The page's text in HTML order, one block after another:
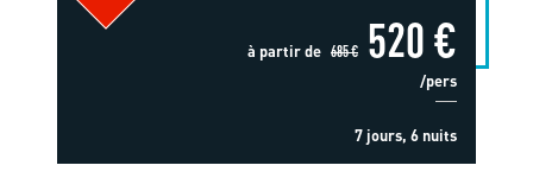
à partir de 685 € 520 €
/pers
7 jours, 6 nuits